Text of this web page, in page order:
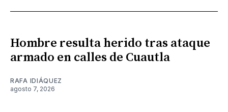
Hombre resulta herido tras ataque
armado en calles de Cuautla
RAFA IDIÁQUEZ
agosto 7, 2026